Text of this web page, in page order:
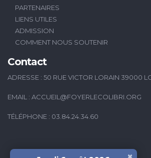
PARTENAIRES
LIENS UTILES
ADMISSION
COMMENT NOUS SOUTENIR
Contact
ADRESSE : 50 RUE VICTOR LORAIN 39000
EMAIL : ACCUEIL@FOYERLECOLIBRI.ORG
TÉLÉPHONE : 03.84.24.34.60